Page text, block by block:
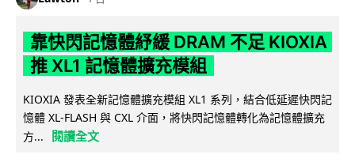
靠快閃記憶體紓緩 DRAM 不足 KIOXIA
推 XL1 記憶體擴充模組
KIOXIA 發表全新記憶體擴充模組 XL1 系列，結合低延遲快閃記
憶體 XL-FLASH 與 CXL 介面，將快閃記憶體轉化為記憶體擴充
方...
閱讀全文